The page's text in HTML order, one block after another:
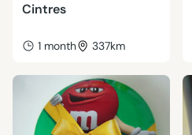
Cintres
1 month 337km